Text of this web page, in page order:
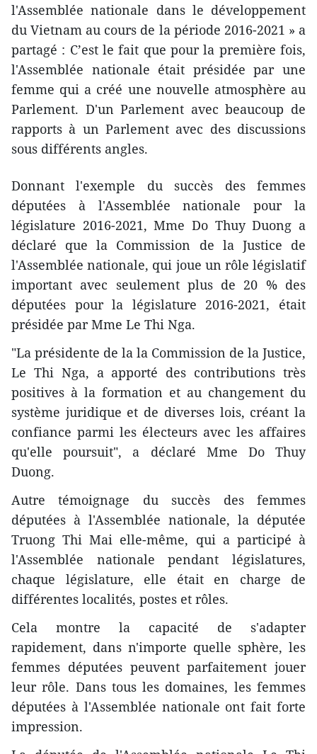
l'Assemblée nationale dans le développement
du Vietnam au cours de la période 2016-2021 » a
partagé : C’est le fait que pour la première fois,
l'Assemblée nationale était présidée par une
femme qui a créé une nouvelle atmosphère au
Parlement. D'un Parlement avec beaucoup de
rapports à un Parlement avec des discussions
sous différents angles.
Donnant l'exemple du succès des femmes
députées à l'Assemblée nationale pour la
législature 2016-2021, Mme Do Thuy Duong a
déclaré que la Commission de la Justice de
l'Assemblée nationale, qui joue un rôle législatif
important avec seulement plus de 20 % des
députées pour la législature 2016-2021, était
présidée par Mme Le Thi Nga.
"La présidente de la la Commission de la Justice,
Le Thi Nga, a apporté des contributions très
positives à la formation et au changement du
système juridique et de diverses lois, créant la
confiance parmi les électeurs avec les affaires
qu'elle poursuit", a déclaré Mme Do Thuy
Duong.
Autre témoignage du succès des femmes
députées à l'Assemblée nationale, la députée
Truong Thi Mai elle-même, qui a participé à
l'Assemblée nationale pendant législatures,
chaque législature, elle était en charge de
différentes localités, postes et rôles.
Cela montre la capacité de s'adapter
rapidement, dans n'importe quelle sphère, les
femmes députées peuvent parfaitement jouer
leur rôle. Dans tous les domaines, les femmes
députées à l'Assemblée nationale ont fait forte
impression.